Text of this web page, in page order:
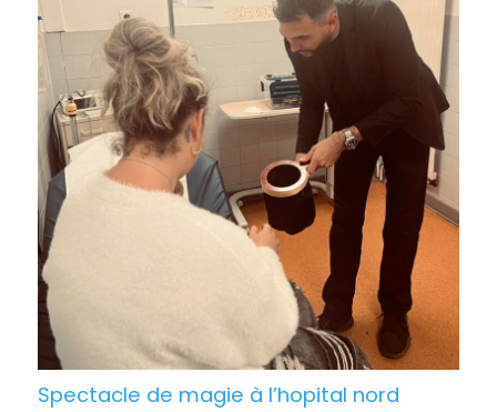
Spectacle de magie à l’hopital nord